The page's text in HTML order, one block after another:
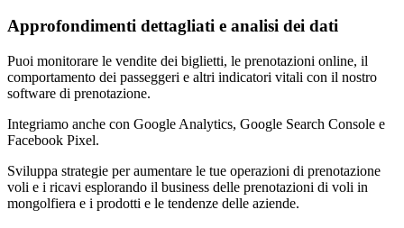
Approfondimenti dettagliati e analisi dei dati
Puoi monitorare le vendite dei biglietti, le prenotazioni online, il
comportamento dei passeggeri e altri indicatori vitali con il nostro
software di prenotazione.
Integriamo anche con Google Analytics, Google Search Console e
Facebook Pixel.
Sviluppa strategie per aumentare le tue operazioni di prenotazione
voli e i ricavi esplorando il business delle prenotazioni di voli in
mongolfiera e i prodotti e le tendenze delle aziende.